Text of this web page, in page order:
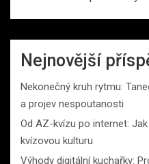
Nejnovější
Nekonečný kruh rytmu:
a projev nespoutanosti
Od AZ-kvízu po internet:
kvízovou kulturu
Výhody digitální kuchařky: